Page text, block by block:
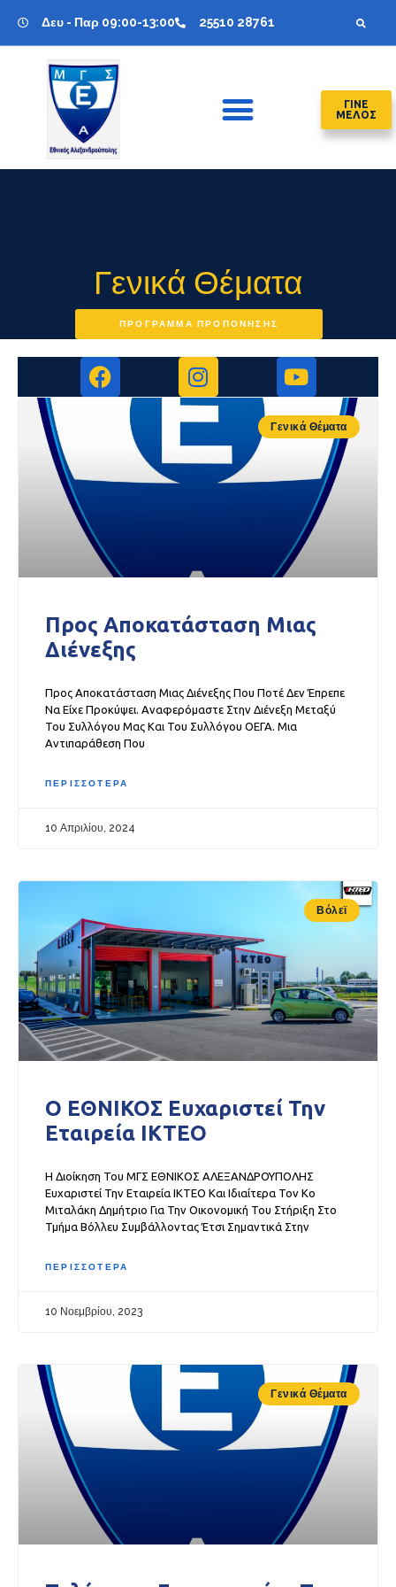
Δευ - Παρ 09:00-13:00 25510 28761
ΓΙΝΕ
ΜΕΛΟΣ
Γενικά Θέματα
ΠΡΟΓΡΑΜΜΑ ΠΡΟΠΟΝΗΣΗΣ
Γενικά Θέματα
Προς Αποκατάσταση Μιας
Διένεξης
Προς Αποκατάσταση Μιας Διένεξης Που Ποτέ Δεν Έπρεπε
Να Είχε Προκύψει. Αναφερόμαστε Στην Διένεξη Μεταξύ
Του Συλλόγου Μας Και Του Συλλόγου ΟΕΓΑ. Μια
Αντιπαράθεση Που
ΠΕΡΙΣΣΟΤΕΡΑ
10 Απριλίου, 2024
Βόλεϊ
Ο ΕΘΝΙΚΟΣ Ευχαριστεί Την
Εταιρεία ΙΚΤΕΟ
Η Διοίκηση Του ΜΓΣ ΕΘΝΙΚΟΣ ΑΛΕΞΑΝΔΡΟΥΠΟΛΗΣ
Ευχαριστεί Την Εταιρεία ΙΚΤΕΟ Και Ιδιαίτερα Τον Κο
Μιταλάκη Δημήτριο Για Την Οικονομική Του Στήριξη Στο
Τμήμα Βόλλευ Συμβάλλοντας Έτσι Σημαντικά Στην
ΠΕΡΙΣΣΟΤΕΡΑ
10 Νοεμβρίου, 2023
Γενικά Θέματα